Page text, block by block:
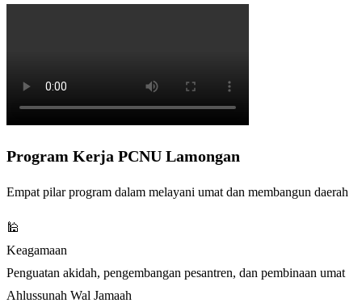
Program Kerja PCNU Lamongan
Empat pilar program dalam melayani umat dan membangun daerah
🕌
Keagamaan
Penguatan akidah, pengembangan pesantren, dan pembinaan umat
Ahlussunah Wal Jamaah